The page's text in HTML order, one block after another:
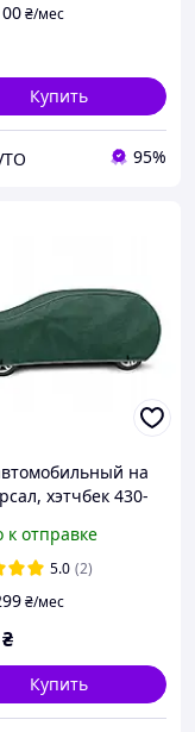
₴/мес
Купить
95%
на
хэтчбек 430-
Garage L2 5-
3050
к отправке
5.0 (2)
₴/мес
₴
Купить